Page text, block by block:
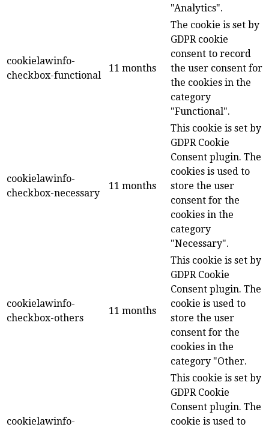
"Analytics".
cookielawinfo-
checkbox-functional
11 months
The cookie is set by
GDPR cookie
consent to record
the user consent for
the cookies in the
category
"Functional".
cookielawinfo-
checkbox-necessary
11 months
This cookie is set by
GDPR Cookie
Consent plugin. The
cookies is used to
store the user
consent for the
cookies in the
category
"Necessary".
cookielawinfo-
checkbox-others
11 months
This cookie is set by
GDPR Cookie
Consent plugin. The
cookie is used to
store the user
consent for the
cookies in the
category "Other.
cookielawinfo-
This cookie is set by
GDPR Cookie
Consent plugin. The
cookie is used to